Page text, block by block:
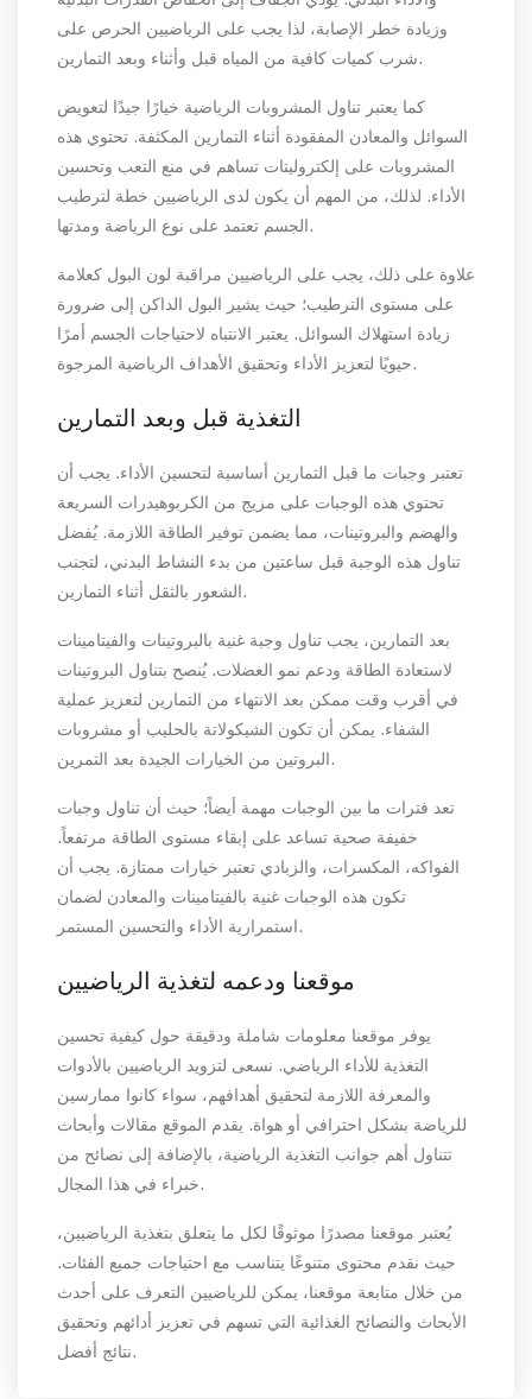
وزيادة خطر الإصابة، لذا يجب على الرياضيين الحرص على
شرب كميات كافية من المياه قبل وأثناء وبعد التمارين.
كما يعتبر تناول المشروبات الرياضية خيارًا جيدًا لتعويض
السوائل والمعادن المفقودة أثناء التمارين المكثفة. تحتوي هذه
المشروبات على إلكتروليتات تساهم في منع التعب وتحسين
الأداء. لذلك، من المهم أن يكون لدى الرياضيين خطة لترطيب
الجسم تعتمد على نوع الرياضة ومدتها.
علاوة على ذلك، يجب على الرياضيين مراقبة لون البول كعلامة
على مستوى الترطيب؛ حيث يشير البول الداكن إلى ضرورة
زيادة استهلاك السوائل. يعتبر الانتباه لاحتياجات الجسم أمرًا
حيويًا لتعزيز الأداء وتحقيق الأهداف الرياضية المرجوة.
التغذية قبل وبعد التمارين
تعتبر وجبات ما قبل التمارين أساسية لتحسين الأداء. يجب أن
تحتوي هذه الوجبات على مزيج من الكربوهيدرات السريعة
والهضم والبروتينات، مما يضمن توفير الطاقة اللازمة. يُفضل
تناول هذه الوجبة قبل ساعتين من بدء النشاط البدني، لتجنب
الشعور بالثقل أثناء التمارين.
بعد التمارين، يجب تناول وجبة غنية بالبروتينات والفيتامينات
لاستعادة الطاقة ودعم نمو العضلات. يُنصح بتناول البروتينات
في أقرب وقت ممكن بعد الانتهاء من التمارين لتعزيز عملية
الشفاء. يمكن أن تكون الشيكولاتة بالحليب أو مشروبات
البروتين من الخيارات الجيدة بعد التمرين.
تعد فترات ما بين الوجبات مهمة أيضاً؛ حيث أن تناول وجبات
خفيفة صحية تساعد على إبقاء مستوى الطاقة مرتفعاً.
الفواكه، المكسرات، والزبادي تعتبر خيارات ممتازة. يجب أن
تكون هذه الوجبات غنية بالفيتامينات والمعادن لضمان
استمرارية الأداء والتحسين المستمر.
موقعنا ودعمه لتغذية الرياضيين
يوفر موقعنا معلومات شاملة ودقيقة حول كيفية تحسين
التغذية للأداء الرياضي. نسعى لتزويد الرياضيين بالأدوات
والمعرفة اللازمة لتحقيق أهدافهم، سواء كانوا ممارسين
للرياضة بشكل احترافي أو هواة. يقدم الموقع مقالات وأبحاث
تتناول أهم جوانب التغذية الرياضية، بالإضافة إلى نصائح من
خبراء في هذا المجال.
يُعتبر موقعنا مصدرًا موثوقًا لكل ما يتعلق بتغذية الرياضيين،
حيث نقدم محتوى متنوعًا يتناسب مع احتياجات جميع الفئات.
من خلال متابعة موقعنا، يمكن للرياضيين التعرف على أحدث
الأبحاث والنصائح الغذائية التي تسهم في تعزيز أدائهم وتحقيق
نتائج أفضل.